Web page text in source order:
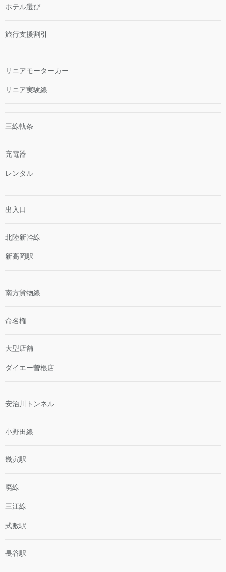
ホテル選び
旅行支援割引
リニアモーターカー
リニア実験線
三線軌条
充電器
レンタル
出入口
北陸新幹線
新高岡駅
南方貨物線
命名権
大型店舗
ダイエー曽根店
安治川トンネル
小野田線
幾寅駅
廃線
三江線
式敷駅
長谷駅